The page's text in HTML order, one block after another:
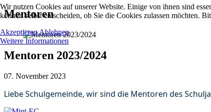
Mentoren
Mentoren 2023/2024
07. November 2023
Liebe Schulgemeinde, wir sind die Mentoren des
Wir nutzen Cookies auf unserer Website. Einige von ihnen sind
können selbst entscheiden, ob Sie die Cookies zulassen möchten.
AkzeptierenAblehnen
Weitere Informationen